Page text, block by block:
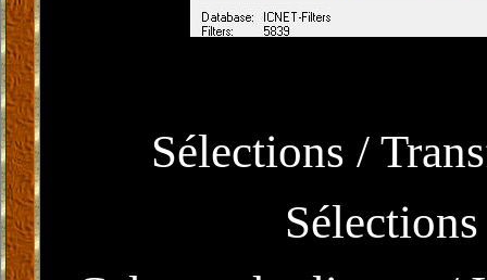
Sélections /